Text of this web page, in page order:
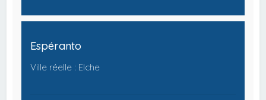
Espéranto
Ville réelle : Elche